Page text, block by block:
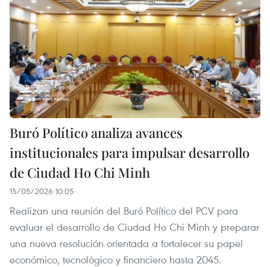
Buró Político analiza avances
institucionales para impulsar desarrollo
de Ciudad Ho Chi Minh
15/05/2026 10:05
Realizan una reunión del Buró Político del PCV para
evaluar el desarrollo de Ciudad Ho Chi Minh y preparar
una nueva resolución orientada a fortalecer su papel
económico, tecnológico y financiero hasta 2045.